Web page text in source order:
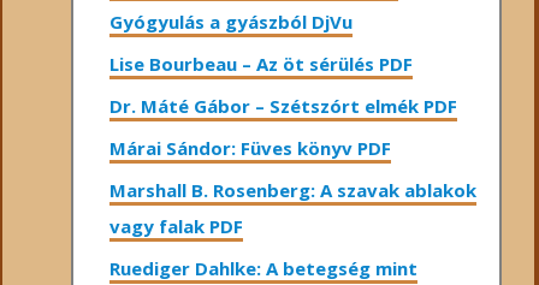
Gyógyulás a gyászból DjVu
Lise Bourbeau – Az öt sérülés PDF
Dr. Máté Gábor – Szétszórt elmék PDF
Márai Sándor: Füves könyv PDF
Marshall B. Rosenberg: A szavak ablakok
vagy falak PDF
Ruediger Dahlke: A betegség mint